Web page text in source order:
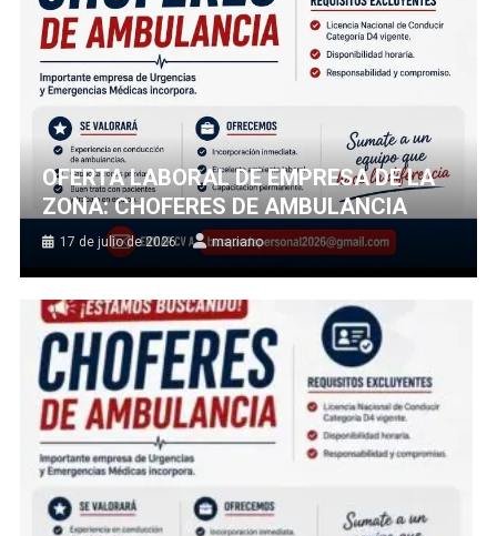
OFERTA LABORAL DE EMPRESA DE LA
ZONA: CHOFERES DE AMBULANCIA
17 de julio de 2026 mariano